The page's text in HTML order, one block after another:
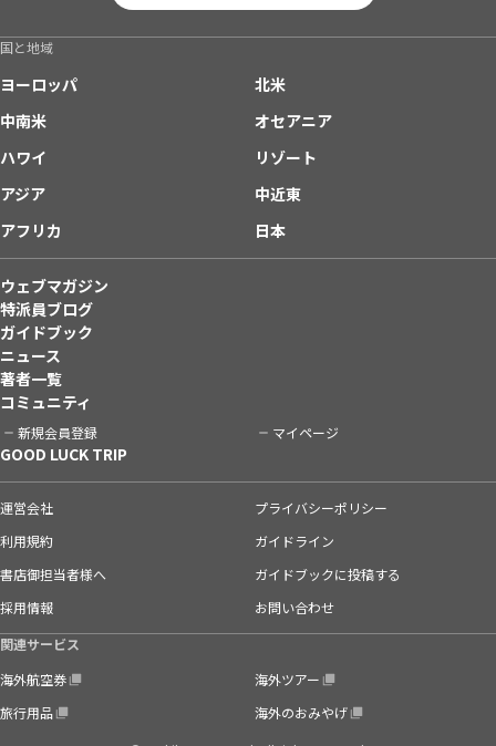
国と地域
ヨーロッパ
北米
中南米
オセアニア
ハワイ
リゾート
アジア
中近東
アフリカ
日本
ウェブマガジン
特派員ブログ
ガイドブック
ニュース
著者一覧
コミュニティ
新規会員登録 マイページ
GOOD LUCK TRIP
運営会社
プライバシーポリシー
利用規約
ガイドライン
書店御担当者様へ
ガイドブックに投稿する
採用情報
お問い合わせ
関連サービス
海外航空券
海外ツアー
旅行用品
海外のおみやげ